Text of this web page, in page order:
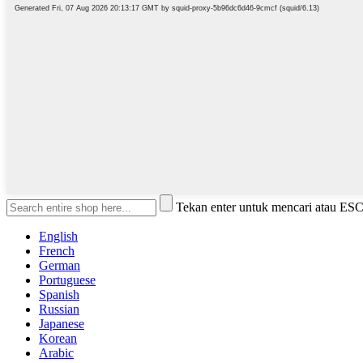
Tekan enter untuk mencari atau
English
French
German
Portuguese
Spanish
Russian
Japanese
Korean
Arabic